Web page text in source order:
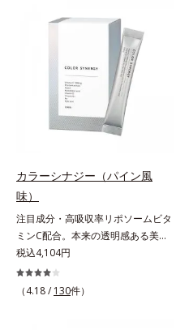
持ちがいいのもポイントです。体を
作る材料であるたんぱく質12g(*1)
をメインに、美を引き出すコラーゲ
ン5,000mgも配合。さらにリズムを
支える鉄分やビタミン6種(*2)、食
物繊維など、女性が不足しがちな栄
養素を豊富に含み、大人女性の健康
味展開。プロテイン独特のにおいや
クセが少なく、水に溶けやすいの
で、手軽においしくたんぱく質を摂
れます。*1 1杯分（約27g）当り。
コラーゲン含む。*2 ビタミンB1、
B2、B6、B12、ナイアシン、パン
トテン酸各商品の詳しい情報は商品
カラーシナジー（パイン風
味）
注目成分・高吸収率リポソームビタ
ミンC配合。本来の透明感ある美し
さを目指す美容サプリメント。みん
なが目指す美しさのゴールは、透明
感でした。注目成分リポソームビタ
税込4,104円
（4.18 / 130件）